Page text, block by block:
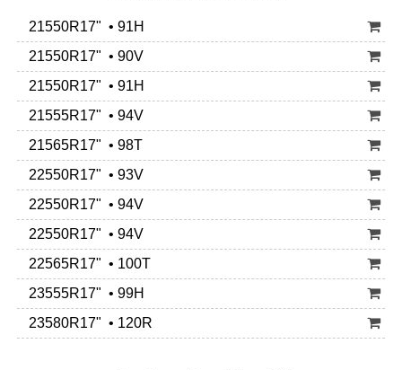
21550R17" • 91H
21550R17" • 90V
21550R17" • 91H
21555R17" • 94V
21565R17" • 98T
22550R17" • 93V
22550R17" • 94V
22550R17" • 94V
22565R17" • 100T
23555R17" • 99H
23580R17" • 120R